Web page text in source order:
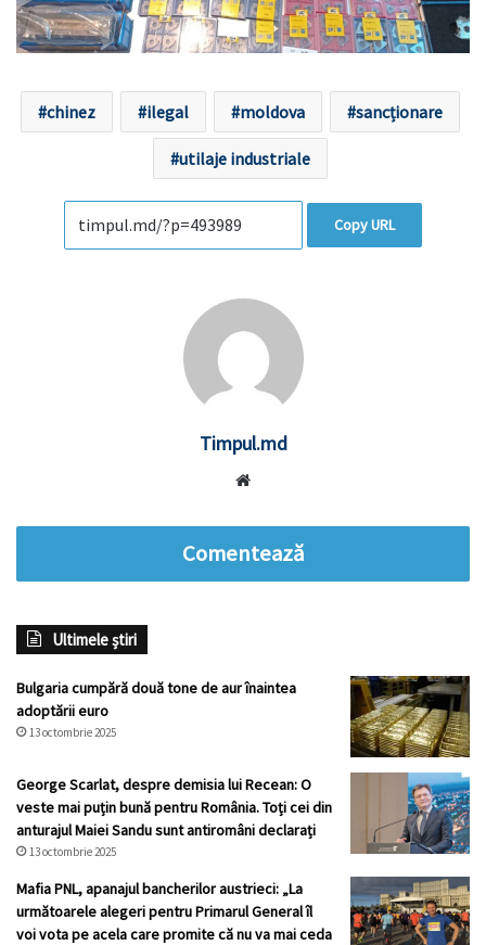
chinez ilegal moldova sancționare
utilaje industriale
Copy URL
Timpul.md
Comentează
Ultimele știri
Bulgaria cumpără două tone de aur înaintea
adoptării euro
13 octombrie 2025
George Scarlat, despre demisia lui Recean: O
veste mai puțin bună pentru România. Toți cei din
anturajul Maiei Sandu sunt antiromâni declarați
13 octombrie 2025
Mafia PNL, apanajul bancherilor austrieci: „La
următoarele alegeri pentru Primarul General îl
voi vota pe acela care promite că nu va mai ceda